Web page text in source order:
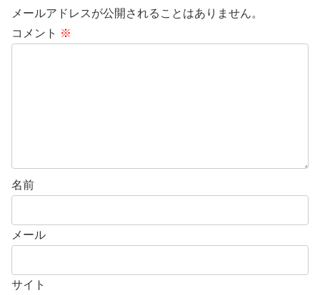
メールアドレスが公開されることはありません。
コメント ※
名前
メール
サイト